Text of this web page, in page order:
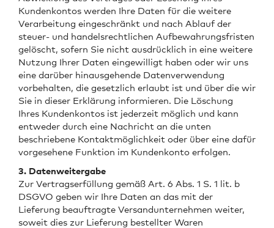
Kundenkontos werden Ihre Daten für die weitere
Verarbeitung eingeschränkt und nach Ablauf der
steuer- und handelsrechtlichen Aufbewahrungsfristen
gelöscht, sofern Sie nicht ausdrücklich in eine weitere
Nutzung Ihrer Daten eingewilligt haben oder wir uns
eine darüber hinausgehende Datenverwendung
vorbehalten, die gesetzlich erlaubt ist und über die wir
Sie in dieser Erklärung informieren. Die Löschung
Ihres Kundenkontos ist jederzeit möglich und kann
entweder durch eine Nachricht an die unten
beschriebene Kontaktmöglichkeit oder über eine dafür
vorgesehene Funktion im Kundenkonto erfolgen.
3. Datenweitergabe
Zur Vertragserfüllung gemäß Art. 6 Abs. 1 S. 1 lit. b
DSGVO geben wir Ihre Daten an das mit der
Lieferung beauftragte Versandunternehmen weiter,
soweit dies zur Lieferung bestellter Waren